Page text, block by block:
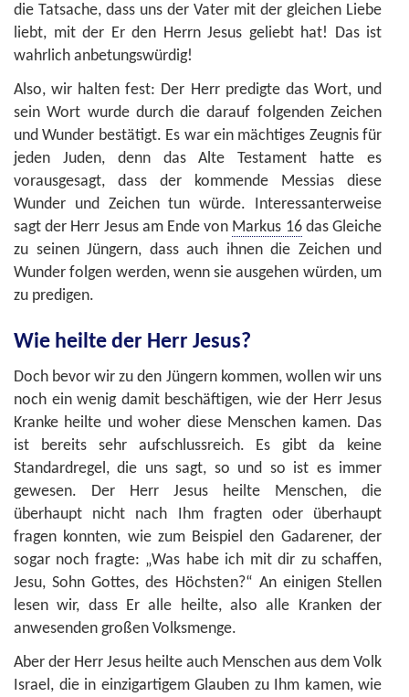
die Tatsache, dass uns der Vater mit der gleichen Liebe
liebt, mit der Er den Herrn Jesus geliebt hat! Das ist
wahrlich anbetungswürdig!
Also, wir halten fest: Der Herr predigte das Wort, und
sein Wort wurde durch die darauf folgenden Zeichen
und Wunder bestätigt. Es war ein mächtiges Zeugnis für
jeden Juden, denn das Alte Testament hatte es
vorausgesagt, dass der kommende Messias diese
Wunder und Zeichen tun würde. Interessanterweise
sagt der Herr Jesus am Ende von Markus 16das Gleiche
zu seinen Jüngern, dass auch ihnen die Zeichen und
Wunder folgen werden, wenn sie ausgehen würden, um
zu predigen.
Wie heilte der Herr Jesus?
Doch bevor wir zu den Jüngern kommen, wollen wir uns
noch ein wenig damit beschäftigen, wie der Herr Jesus
Kranke heilte und woher diese Menschen kamen. Das
ist bereits sehr aufschlussreich. Es gibt da keine
Standardregel, die uns sagt, so und so ist es immer
gewesen. Der Herr Jesus heilte Menschen, die
überhaupt nicht nach Ihm fragten oder überhaupt
fragen konnten, wie zum Beispiel den Gadarener, der
sogar noch fragte: „Was habe ich mit dir zu schaffen,
Jesu, Sohn Gottes, des Höchsten?“ An einigen Stellen
lesen wir, dass Er alle heilte, also alle Kranken der
anwesenden großen Volksmenge.
Aber der Herr Jesus heilte auch Menschen aus dem Volk
Israel, die in einzigartigem Glauben zu Ihm kamen, wie